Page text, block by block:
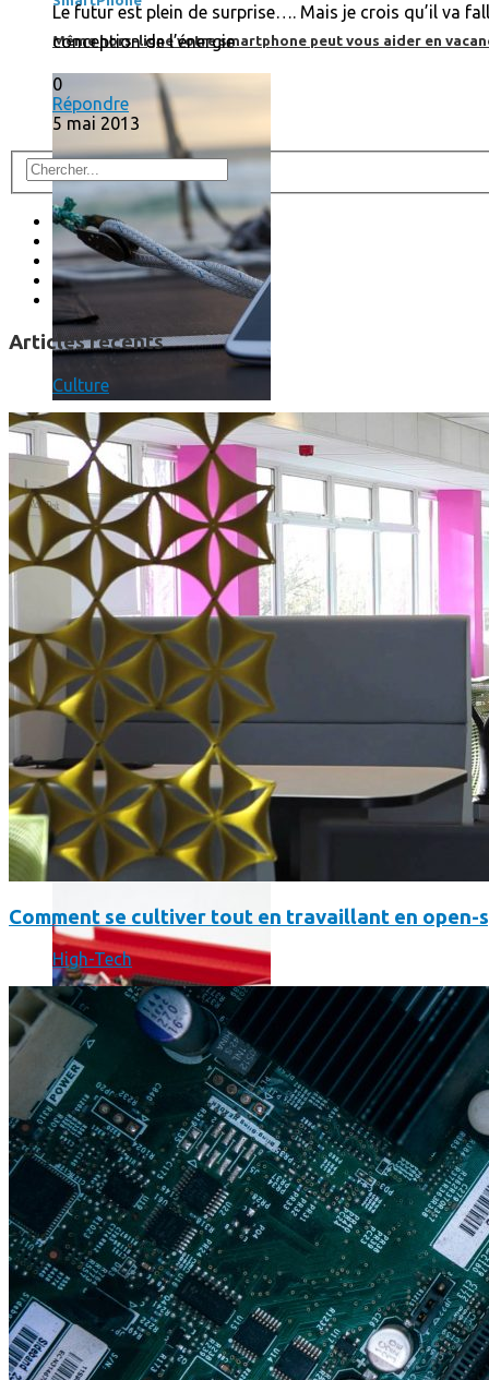
Même hors-ligne votre smartphone peut vous aider en
Comment réduire au maximum la consommation de son
Un boîtier imprimé en 3D va faire tourner Android sur votre
Science
Science
La science-fiction, c’est du passé, la bioimpression de peau
Le futur est plein de surprise…. Mais je crois qu’il va
conception de l’énergie
0
Répondre
5 mai 2013
Articles récents
Culture
Comment se cultiver tout en travaillant en open-
High-Tech